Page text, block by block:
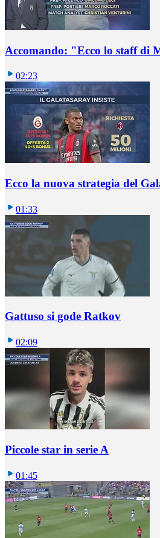
Accomando: "Ecco lo staff di
02:23
Ecco la nuova strategia del
01:33
Gattuso si gode Ratkov
02:09
Piccole star in serie A
01:45